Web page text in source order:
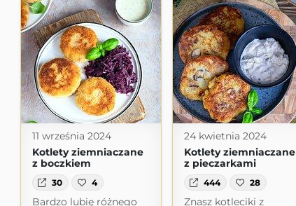
11 września 2024
Kotlety ziemniaczane
z boczkiem
30 4
Bardzo lubię różnego
24 kwietnia 2024
Kotlety ziemniaczane
z pieczarkami
444 28
Znasz kotleciki z